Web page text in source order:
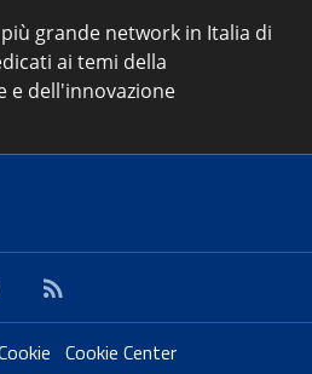
grande network in Italia di
ai temi della
e dell'innovazione
Cookie Center